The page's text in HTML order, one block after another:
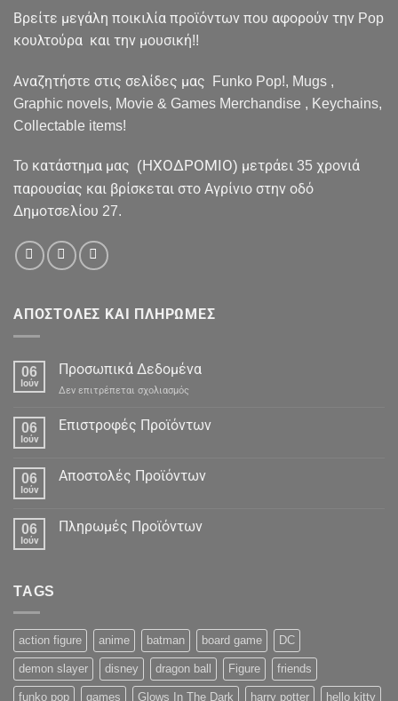
Βρείτε μεγάλη ποικιλία προϊόντων που αφορούν την Pop
κουλτούρα και την μουσική!!
Αναζητήστε στις σελίδες μας Funko Pop!, Mugs ,
Graphic novels, Movie & Games Merchandise , Keychains,
Collectable items!
To κατάστημα μας (ΗΧΟΔΡΟΜΙΟ) μετράει 35 χρονιά
παρουσίας και βρίσκεται στο Αγρίνιο στην οδό
Δημοτσελίου 27.
ΑΠΟΣΤΟΛΕΣ ΚΑΙ ΠΛΗΡΩΜΕΣ
06
Ιούν
Προσωπικά Δεδομένα
Δεν επιτρέπεται σχολιασμός
06
Ιούν
Επιστροφές Προϊόντων
06
Ιούν
Αποστολές Προϊόντων
06
Ιούν
Πληρωμές Προϊόντων
TAGS
action figure anime batman board game DC
demon slayer disney dragon ball Figure friends
funko pop games Glows In The Dark harry potter hello kitty